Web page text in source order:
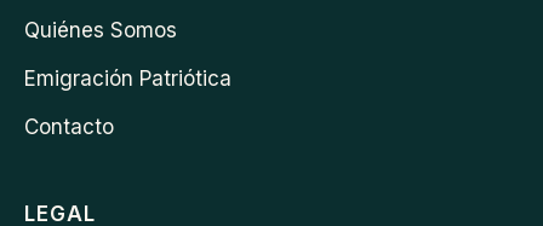
Quiénes Somos
Emigración Patriótica
Contacto
LEGAL